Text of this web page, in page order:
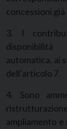
concessioni
3. I
disponibilità
automatica, ai
dell’articolo 7.
4. Sono
ampliamento